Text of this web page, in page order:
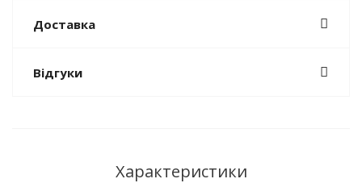
Доставка
Відгуки
Характеристики